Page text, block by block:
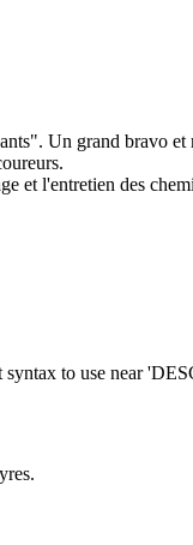
Un grand bravo et
et l'entretien des
syntax to use near